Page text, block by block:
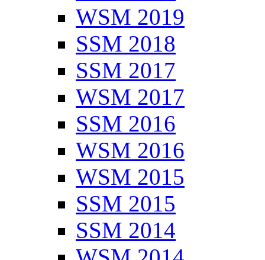
WSM 2019
SSM 2018
SSM 2017
WSM 2017
SSM 2016
WSM 2016
WSM 2015
SSM 2015
SSM 2014